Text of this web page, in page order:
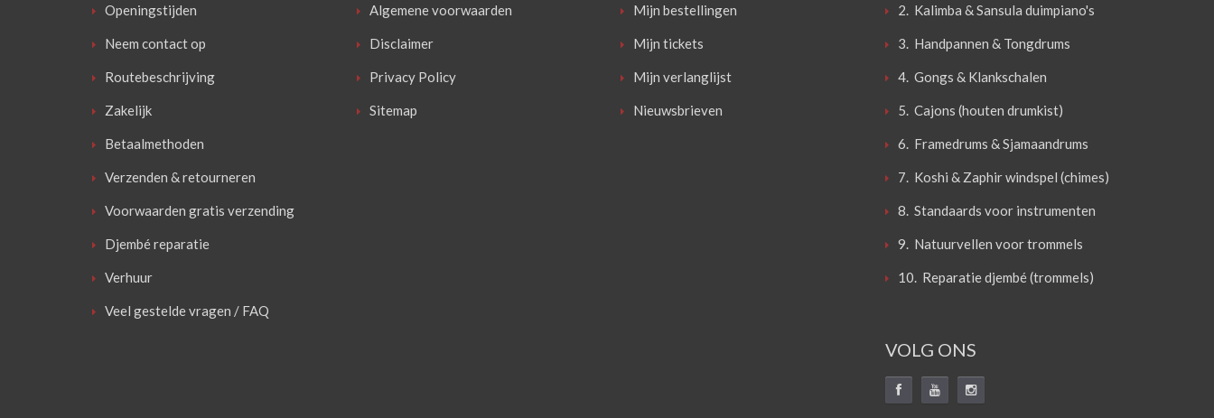
Openingstijden
Neem contact op
Routebeschrijving
Zakelijk
Betaalmethoden
Verzenden & retourneren
Voorwaarden gratis verzending
Djembé reparatie
Verhuur
Veel gestelde vragen / FAQ
Algemene voorwaarden
Disclaimer
Privacy Policy
Sitemap
Mijn bestellingen
Mijn tickets
Mijn verlanglijst
Nieuwsbrieven
2. Kalimba & Sansula duimpiano's
3. Handpannen & Tongdrums
4. Gongs & Klankschalen
5. Cajons (houten drumkist)
6. Framedrums & Sjamaandrums
7. Koshi & Zaphir windspel (chimes)
8. Standaards voor instrumenten
9. Natuurvellen voor trommels
10. Reparatie djembé (trommels)
VOLG ONS